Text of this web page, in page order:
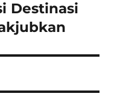
Destinasi